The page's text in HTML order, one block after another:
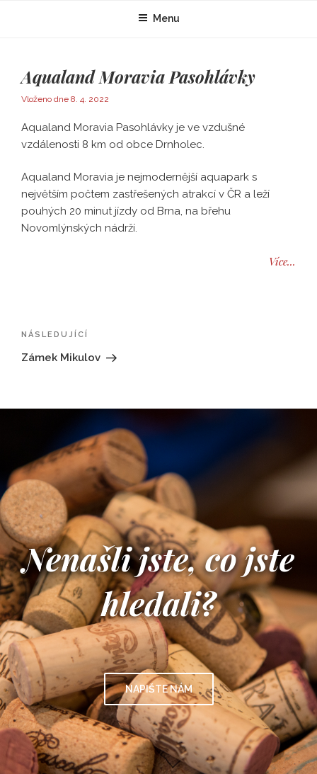
Menu
Aqualand Moravia Pasohlávky
Vloženo dne Publikováno
8. 4. 2022
Aqualand Moravia Pasohlávky je ve vzdušné
vzdálenosti 8 km od obce Drnholec.
Aqualand Moravia je nejmodernější aquapark s
největším počtem zastřešených atrakcí v ČR a leží
pouhých 20 minut jízdy od Brna, na břehu
Novomlýnských nádrží.
Více...
pro
příspěvek
Následující
příspěvek
NÁSLEDUJÍCÍ
Zámek Mikulov
Nenašli jste, co jste
hledali?
NAPIŠTE NÁM